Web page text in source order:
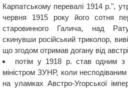
Карпатському перевалі 1914 р.",
червня 1915 року його сотня
старовинного Галича, над
скинувши російський триколор,
що згодом отримав догану від
потім у 1918 р. став одним з
міністром ЗУНР, коли
на уламках Австро-Угорської